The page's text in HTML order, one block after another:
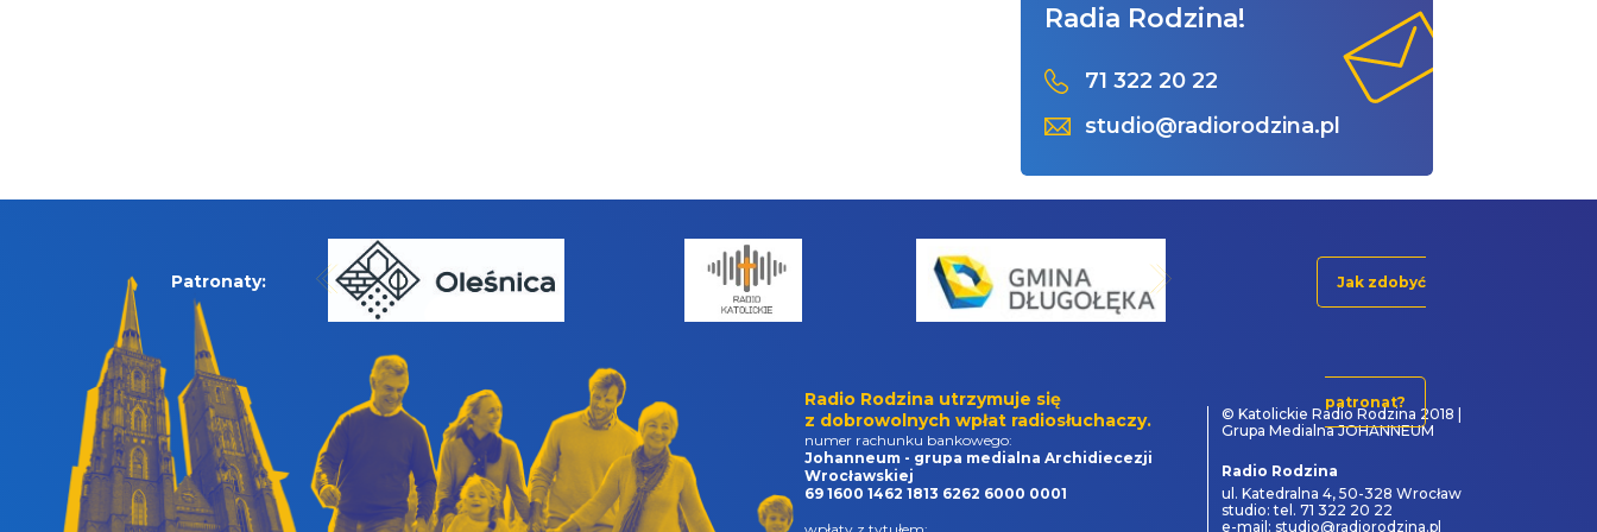
Radia Rodzina!
71 322 20 22
studio@radiorodzina.pl
Patronaty: Jak zdobyć
patronat?
Radio Rodzina utrzymuje się
z dobrowolnych wpłat radiosłuchaczy.
numer rachunku bankowego:
Johanneum - grupa medialna Archidiecezji
Wrocławskiej
69 1600 1462 1813 6262 6000 0001
© Katolickie Radio Rodzina 2018 |
Grupa Medialna JOHANNEUM
Radio Rodzina
ul. Katedralna 4, 50-328 Wrocław
studio: tel. 71 322 20 22
e-mail: studio@radiorodzina.pl